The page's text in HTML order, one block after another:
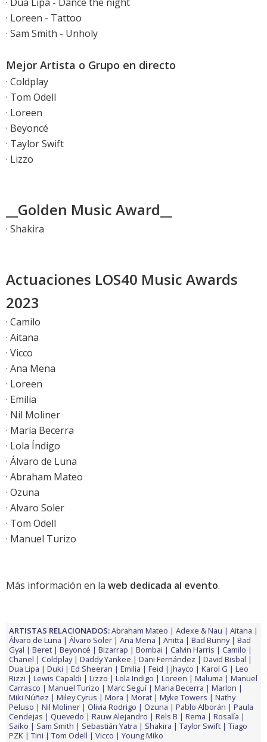
· Loreen - Tattoo
· Sam Smith - Unholy
Mejor Artista o Grupo en directo
· Coldplay
· Tom Odell
· Loreen
· Beyoncé
· Taylor Swift
· Lizzo
__Golden Music Award__
· Shakira
Actuaciones LOS40 Music Awards
2023
· Camilo
· Aitana
· Vicco
· Ana Mena
· Loreen
· Emilia
· Nil Moliner
· María Becerra
· Lola Índigo
· Álvaro de Luna
· Abraham Mateo
· Ozuna
· Alvaro Soler
· Tom Odell
· Manuel Turizo
Más información en la web dedicada al evento.
ARTISTAS RELACIONADOS:Abraham Mateo Adexe & Nau
Aitana
Álvaro de Luna
Álvaro Soler Ana Mena Anitta Bad Bunny
Bad
Gyal
Beret Beyoncé Bizarrap Bombai Calvin Harris
Camilo
Chanel
Coldplay Daddy Yankee Dani Fernández
David Bisbal
Dua Lipa
Duki Ed Sheeran Emilia Feid Jhayco Karol G
Leo
Rizzi
Lewis Capaldi Lizzo Lola Indigo Loreen Maluma
Manuel
Carrasco
Manuel Turizo Marc Seguí Maria Becerra
Marlon
Miki Núñez
Miley Cyrus Mora Morat Myke Towers
Nathy
Peluso
Nil Moliner Olivia Rodrigo Ozuna Pablo Alborán
Paula
Cendejas
Quevedo Rauw Alejandro Rels B Rema
Rosalía
Saiko
Sam Smith Sebastián Yatra Shakira Taylor Swift
Tiago
PZK
Tini Tom Odell Vicco Young Miko